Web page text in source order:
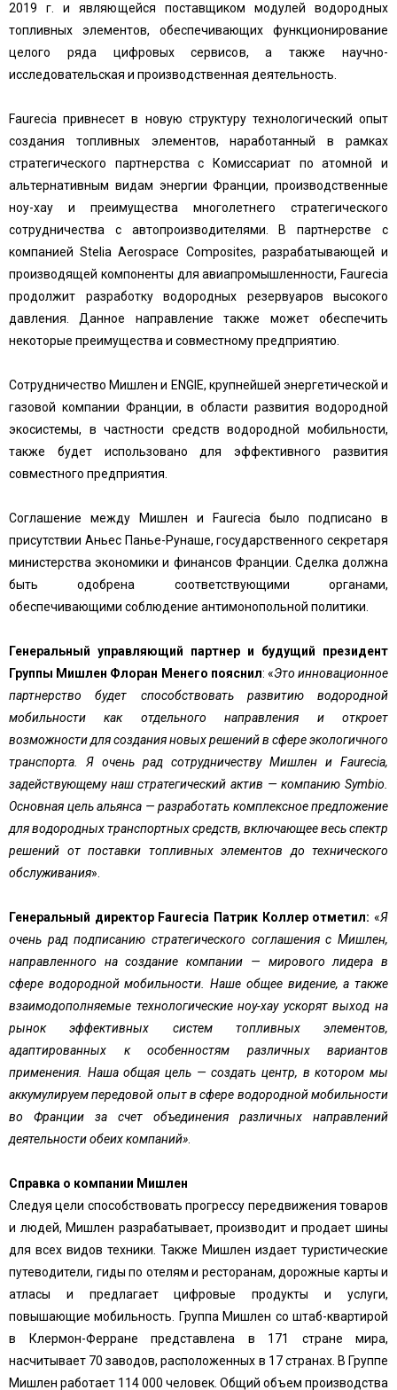
2019 г. и являющейся поставщиком модулей водородных
топливных элементов, обеспечивающих функционирование
целого ряда цифровых сервисов, а также научно-
исследовательская и производственная деятельность.
Faurecia привнесет в новую структуру технологический опыт
создания топливных элементов, наработанный в рамках
стратегического партнерства с Комиссариат по атомной и
альтернативным видам энергии Франции, производственные
ноу-хау и преимущества многолетнего стратегического
сотрудничества с автопроизводителями. В партнерстве с
компанией Stelia Aerospace Composites, разрабатывающей и
производящей компоненты для авиапромышленности, Faurecia
продолжит разработку водородных резервуаров высокого
давления. Данное направление также может обеспечить
некоторые преимущества и совместному предприятию.
Сотрудничество Мишлен и ENGIE, крупнейшей энергетической и
газовой компании Франции, в области развития водородной
экосистемы, в частности средств водородной мобильности,
также будет использовано для эффективного развития
совместного предприятия.
Соглашение между Мишлен и Faurecia было подписано в
присутствии Аньес Панье-Рунаше, государственного секретаря
министерства экономики и финансов Франции. Сделка должна
быть одобрена соответствующими органами,
обеспечивающими соблюдение антимонопольной политики.
Генеральный управляющий партнер и будущий президент
Группы Мишлен Флоран Менего пояснил: «Это инновационное
партнерство будет способствовать развитию водородной
мобильности как отдельного направления и откроет
возможности для создания новых решений в сфере экологичного
транспорта. Я очень рад сотрудничеству Мишлен и Faurecia,
задействующему наш стратегический актив — компанию Symbio.
Основная цель альянса — разработать комплексное предложение
для водородных транспортных средств, включающее весь спектр
решений от поставки топливных элементов до технического
обслуживания».
Генеральный директор Faurecia Патрик Коллер отметил: «Я
очень рад подписанию стратегического соглашения с Мишлен,
направленного на создание компании — мирового лидера в
сфере водородной мобильности. Наше общее видение, а также
взаимодополняемые технологические ноу-хау ускорят выход на
рынок эффективных систем топливных элементов,
адаптированных к особенностям различных вариантов
применения. Наша общая цель — создать центр, в котором мы
аккумулируем передовой опыт в сфере водородной мобильности
во Франции за счет объединения различных направлений
деятельности обеих компаний»
Справка о компании Мишлен
Следуя цели способствовать прогрессу передвижения товаров
и людей, Мишлен разрабатывает, производит и продает шины
для всех видов техники. Также Мишлен издает туристические
путеводители, гиды по отелям и ресторанам, дорожные карты и
атласы и предлагает цифровые продукты и услуги,
повышающие мобильность. Группа Мишлен со штаб-квартирой
в Клермон-Ферране представлена в 171 стране мира,
насчитывает 70 заводов, расположенных в 17 странах. В Группе
Мишлен работает 114 000 человек. Общий объем производства